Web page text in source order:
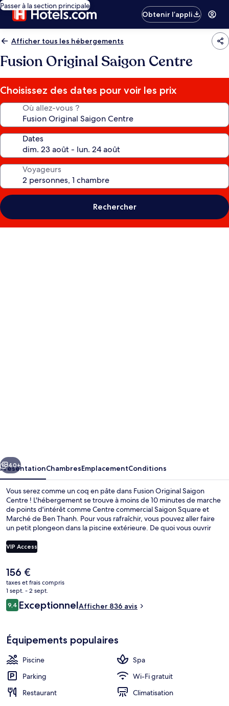
Passer à la section principale
Obtenir l’appli
Afficher tous les hébergements
Fusion Original Saigon Centre
Choisissez des dates pour voir les prix
Où allez-vous ?
Dates
Voyageurs
Rechercher
Suivant
40+
PrésentationChambresEmplacementConditions
Vous serez comme un coq en pâte dans Fusion Original Saigon
Centre ! L'hébergement se trouve à moins de 10 minutes de marche
de points d'intérêt comme Centre commercial Saigon Square et
Marché de Ben Thanh. Pour vous rafraîchir, vous pouvez aller faire
un petit plongeon dans la piscine extérieure. De quoi vous ouvrir
Thu, qui vous sert le petit déjeuner, le déjeuner et le dîner. Cet hôtel
de luxe abrite en outre une salle de fitness, un sauna et un snack-
d'éloges en ce qui concerne la piscine rafraîchissante et le
personnel attentionné. Quelques minutes de marche seulement
séparent l'hébergement des transports publics : Station de métro
Opera House est accessible en quelques foulées et Station de
métro Ben Thanh se situe à 6 min à pied.
VIP Access
Le
prix
actuel
est
de
156 €
taxes et frais compris
1 sept. - 2 sept.
Avis
voyageurs
9,49,4 sur 10
ExceptionnelAfficher 836 avis
Équipements populaires
Piscine
Spa
Parking
Wi-Fi gratuit
Restaurant
Climatisation